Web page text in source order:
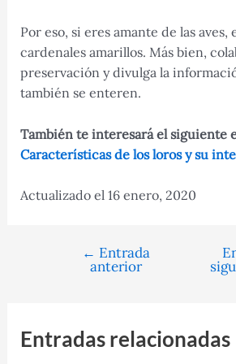
Por eso, si eres amante de las
cardenales amarillos. Más bien,
preservación y divulga la
también se enteren.
También te interesará el siguiente
Características de los loros y su
Actualizado el 16 enero, 2020
Navegación
← Entrada
anterior
Entradas relacionadas